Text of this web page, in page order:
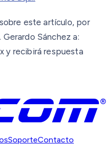
este artículo, por
Sánchez a:
y recibirá respuesta
SoporteContacto